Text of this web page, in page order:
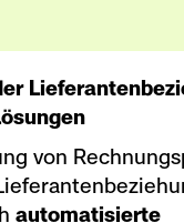
von
automatisierte